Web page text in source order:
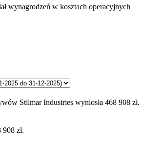
wynagrodzeń w kosztach operacyjnych
Stilmar Industries wyniosła 468 908 zł.
zł.